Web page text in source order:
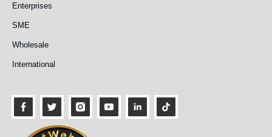
Enterprises
SME
Wholesale
International